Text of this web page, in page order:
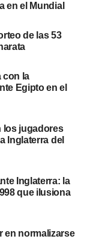
en el Mundial
de las 53
con la
Egipto en el
los jugadores
Inglaterra del
Inglaterra: la
que ilusiona
en normalizarse